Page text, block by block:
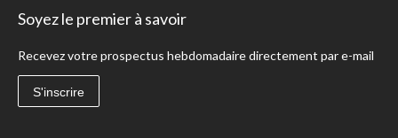
Soyez le premier à savoir
Recevez votre prospectus hebdomadaire directement par e-mail
S'inscrire